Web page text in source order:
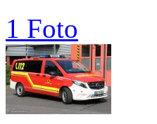
1 Foto